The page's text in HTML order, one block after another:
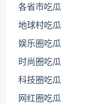
各省市吃瓜
地球村吃瓜
娱乐圈吃瓜
时尚圈吃瓜
科技圈吃瓜
网红圈吃瓜